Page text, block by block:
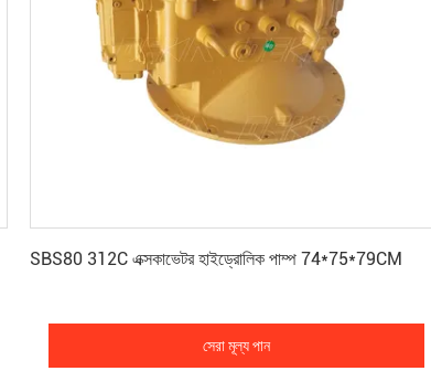
SBS80 312C এক্সকাভেটর হাইড্রোলিক পাম্প 74*75*79CM
সেরা মূল্য পান